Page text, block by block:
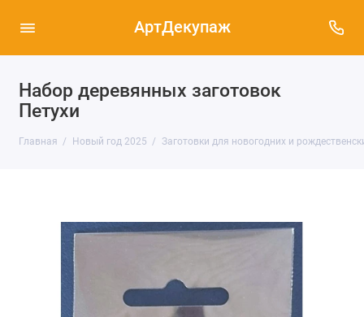
АртДекупаж
Набор деревянных заготовок
Петухи
Главная Новый год 2025 Заготовки для новогодних и